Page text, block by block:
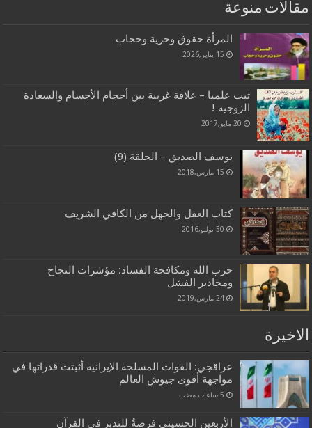
مقالات منوعة
المرأة حقوق وحرية وحجاب
15 يناير,2026
ثبت علميا – علاقة غريبة بين أحجام الأجسام والسعادة
الزوجية !
20 مايو,2017
يوسف الصديق – الحلقة (9)
15 مارس,2018
كتاب العقل والجهل من الكافي الشريف
30 يوليو,2016
حزب الله ومكافحة الفساد: مؤشرات النجاح
ومحاذير الفشل
24 مارس,2019
الاخيرة
عراقجي: القوات المسلحة الإيرانية أثبتت قدراتها في
مواجهة أقوى جيوش العالم
الأربعين الحسيني فرصةٌ للتدبر في القرآن